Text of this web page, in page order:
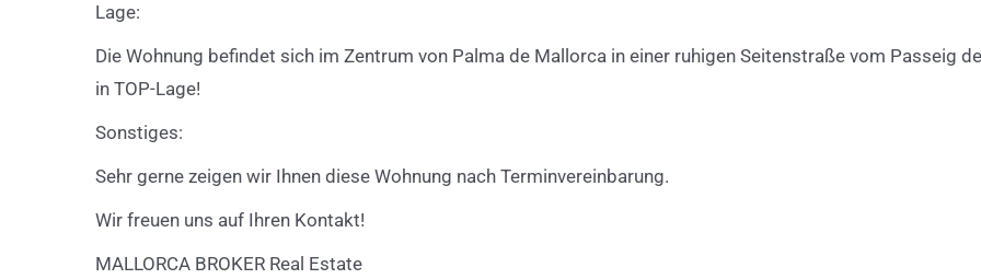
Lage:
Die Wohnung befindet sich im Zentrum von Palma de Mallorca in einer ruhigen Seitenstraße vom Passeig
in TOP-Lage!
Sonstiges:
Sehr gerne zeigen wir Ihnen diese Wohnung nach Terminvereinbarung.
Wir freuen uns auf Ihren Kontakt!
MALLORCA BROKER Real Estate